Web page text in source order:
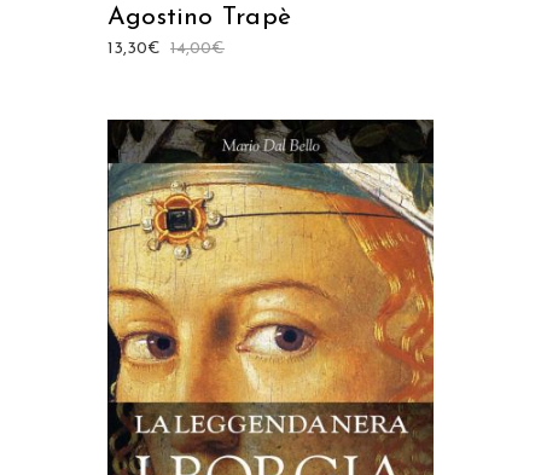
Agostino Trapè
14,00€
13,30€
AGGIUNGI AL CARRELLO